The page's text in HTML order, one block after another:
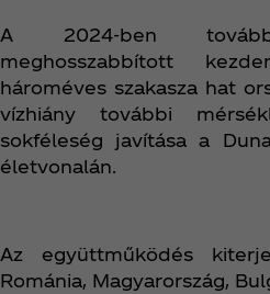
A 2024-ben
meghosszabbított
hároméves szakasza hat
vízhiány további
sokféleség javítása a
életvonalán.
Az együttműködés
Románia, Magyarország,